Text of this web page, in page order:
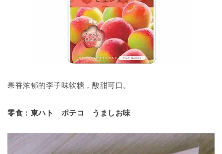
果香浓郁的李子味软糖，酸甜可口。
零食：東ハト ポテコ うましお味